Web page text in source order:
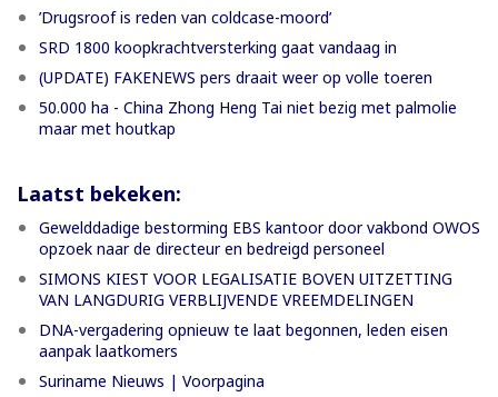
’Drugsroof is reden van coldcase-moord’
SRD 1800 koopkrachtversterking gaat vandaag in
(UPDATE) FAKENEWS pers draait weer op volle toeren
50.000 ha - China Zhong Heng Tai niet bezig met palmolie
maar met houtkap
Laatst bekeken:
Gewelddadige bestorming EBS kantoor door vakbond OWOS
opzoek naar de directeur en bedreigd personeel
SIMONS KIEST VOOR LEGALISATIE BOVEN UITZETTING
VAN LANGDURIG VERBLIJVENDE VREEMDELINGEN
DNA-vergadering opnieuw te laat begonnen, leden eisen
aanpak laatkomers
Suriname Nieuws | Voorpagina